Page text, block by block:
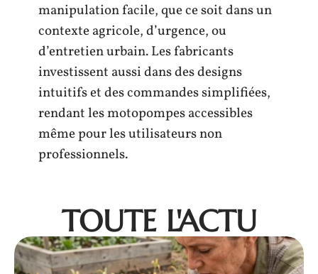
manipulation facile, que ce soit dans un
contexte agricole, d’urgence, ou
d’entretien urbain. Les fabricants
investissent aussi dans des designs
intuitifs et des commandes simplifiées,
rendant les motopompes accessibles
même pour les utilisateurs non
professionnels.
TOUTE L'ACTU